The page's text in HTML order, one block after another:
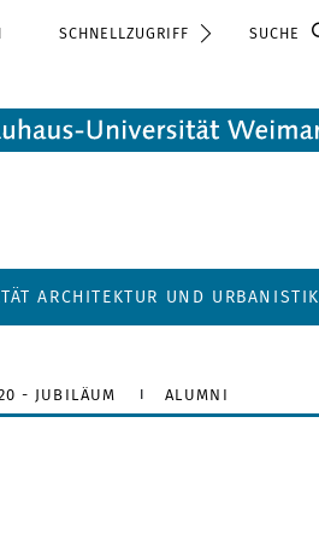
SCHNELLZUGRIFF Suche
ARCHITEKTUR UND URBANISTIK
- JUBILÄUM ALUMNI